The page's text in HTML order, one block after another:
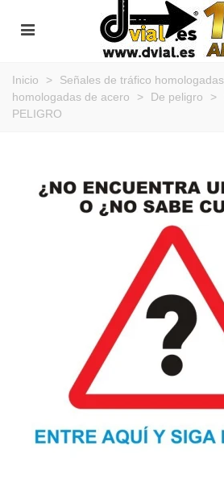
Inicio > Señales de tráfico homologadas
homologadas de acero
> De peligro >
PELIGRO